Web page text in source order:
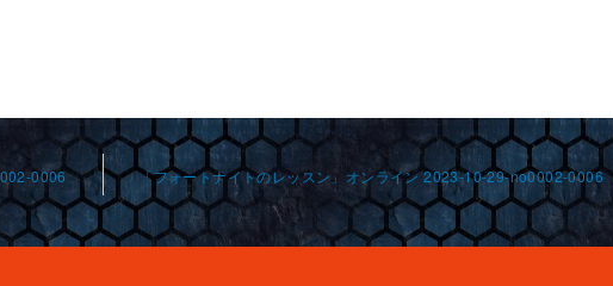
0006 「フォートナイトのレッスン」オンライン 2023-10-29-no0002-0006